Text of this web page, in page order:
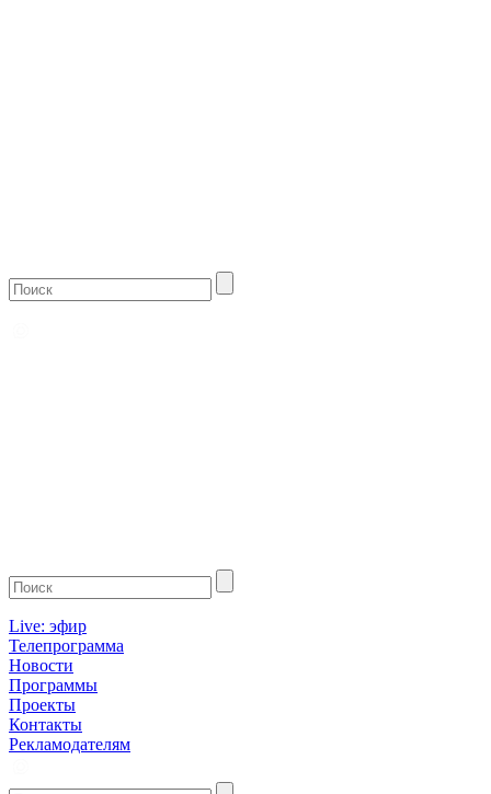
Live: эфир
Телепрограмма
Новости
Программы
Проекты
Контакты
Рекламодателям